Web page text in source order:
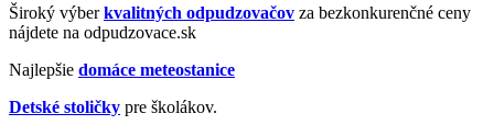
Široký výberkvalitných odpudzovačov za bezkonkurenčné ceny
nájdete na odpudzovace.sk
Najlepšie domáce meteostanice
Detské stoličky pre školákov.